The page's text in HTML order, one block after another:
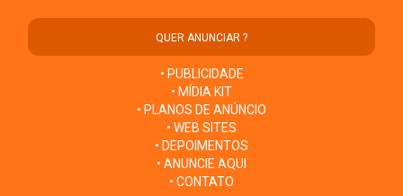
QUER ANUNCIAR ?
• PUBLICIDADE
• MÍDIA KIT
• PLANOS DE ANÚNCIO
• WEB SITES
• DEPOIMENTOS
• ANUNCIE AQUI
• CONTATO